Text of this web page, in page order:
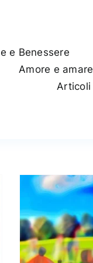
e Benessere
Amore e amare
Articoli